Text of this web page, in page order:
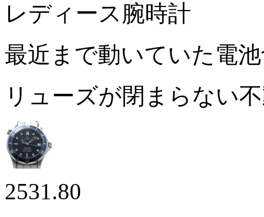
レディース腕時計
最近まで動いていた電
リューズが閉まらない
2531.80